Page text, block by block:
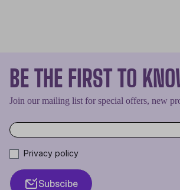
BE THE FIRST TO
Join our mailing list for special offers, new
Privacy policy
Subscibe